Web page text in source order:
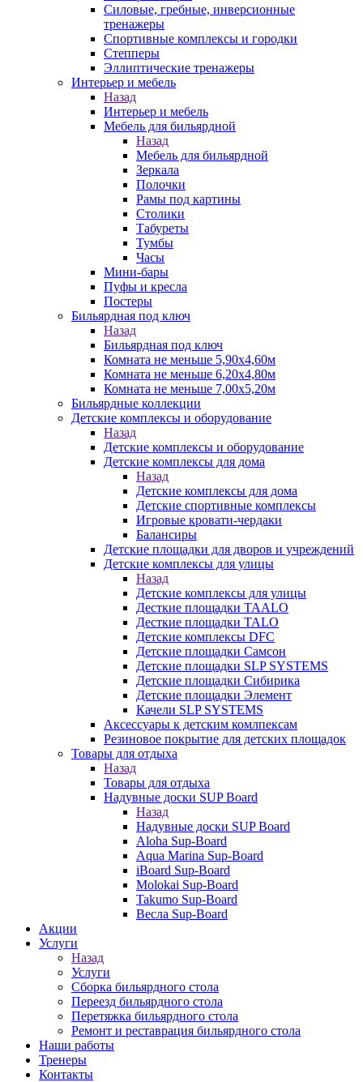
Силовые, гребные, инверсионные
тренажеры
Спортивные комплексы и городки
Степперы
Эллиптические тренажеры
Интерьер и мебель
Назад
Интерьер и мебель
Мебель для бильярдной
Назад
Мебель для бильярдной
Зеркала
Полочки
Рамы под картины
Столики
Табуреты
Тумбы
Часы
Мини-бары
Пуфы и кресла
Постеры
Бильярдная под ключ
Назад
Бильярдная под ключ
Комната не меньше 5,90х4,60м
Комната не меньше 6,20х4,80м
Комната не меньше 7,00х5,20м
Бильярдные коллекции
Детские комплексы и оборудование
Назад
Детские комплексы и оборудование
Детские комплексы для дома
Назад
Детские комплексы для дома
Детские спортивные комплексы
Игровые кровати-чердаки
Балансиры
Детские площадки для дворов и учреждений
Детские комплексы для улицы
Назад
Детские комплексы для улицы
Десткие площадки TAALO
Десткие площадки TALO
Детские комплексы DFC
Детские площадки Самсон
Детские площадки SLP SYSTEMS
Детские площадки Сибирика
Детские площадки Элемент
Качели SLP SYSTEMS
Аксессуары к детским комлпексам
Резиновое покрытие для детских площадок
Товары для отдыха
Назад
Товары для отдыха
Надувные доски SUP Board
Назад
Надувные доски SUP Board
Aloha Sup-Board
Aqua Marina Sup-Board
iBoard Sup-Board
Molokai Sup-Board
Takumo Sup-Board
Весла Sup-Board
Акции
Услуги
Назад
Услуги
Сборка бильярдного стола
Переезд бильярдного стола
Перетяжка бильярдного стола
Ремонт и реставрация бильярдного стола
Наши работы
Тренеры
Контакты